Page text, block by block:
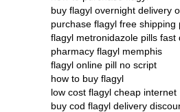
buy flagyl overnight delivery
purchase flagyl free shipping
flagyl metronidazole pills fast
pharmacy flagyl memphis
flagyl online pill no script
how to buy flagyl
low cost flagyl cheap internet
buy cod flagyl delivery